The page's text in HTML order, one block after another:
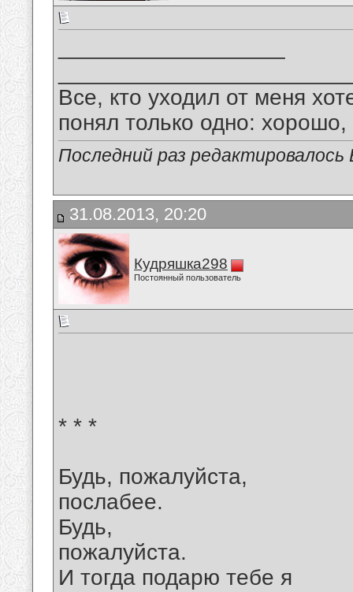
Все, кто уходил от меня
понял только одно:
Последний раз
31.08.2013, 20:20
Кудряшка298
Постоянный пользователь
* * *
Будь, пожалуйста,
послабее.
Будь,
пожалуйста.
И тогда подарю тебе я